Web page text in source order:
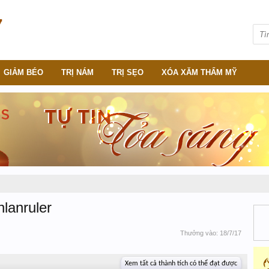
Thưởng vào: 18/7/17
Xem tất cả thành tích có thể đạt được
GIẢM BÉO TRỊ NÁM TRỊ SẸO XÓA XĂM THẨM MỸ